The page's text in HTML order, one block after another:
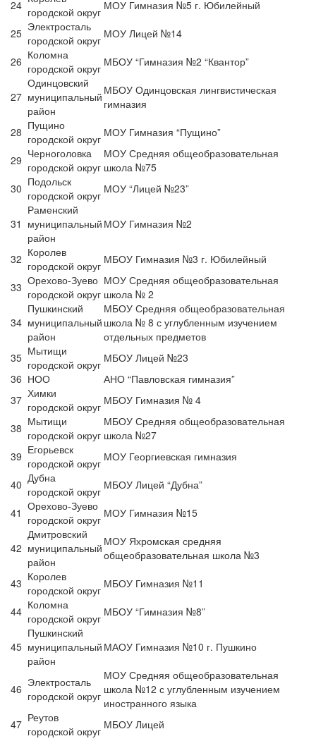
24 городской округ МОУ Гимназия №5 г. Юбилейный
25 Электросталь
городской округ МОУ Лицей №14
26 Коломна
городской округ МБОУ “Гимназия №2 “Квантор”
27
Одинцовский
муниципальный
район
МБОУ Одинцовская лингвистическая
гимназия
28 Пущино
городской округ МОУ Гимназия “Пущино”
29 Черноголовка
городской округ
МОУ Средняя общеобразовательная
школа №75
30 Подольск
городской округ МОУ “Лицей №23”
31
Раменский
муниципальный
район
МОУ Гимназия №2
32 Королев
городской округ МБОУ Гимназия №3 г. Юбилейный
33 Орехово-Зуево
городской округ
МОУ Средняя общеобразовательная
школа № 2
34
Пушкинский
муниципальный
район
МБОУ Средняя общеобразовательная
школа № 8 с углубленным изучением
отдельных предметов
35 Мытищи
городской округ МБОУ Лицей №23
36 НОО
АНО “Павловская гимназия”
37 Химки
городской округ МБОУ Гимназия № 4
38 Мытищи
городской округ
МБОУ Средняя общеобразовательная
школа №27
39 Егорьевск
городской округ МОУ Георгиевская гимназия
40 Дубна
городской округ МБОУ Лицей “Дубна”
41 Орехово-Зуево
городской округ МОУ Гимназия №15
42
Дмитровский
муниципальный
район
МОУ Яхромская средняя
общеобразовательная школа №3
43 Королев
городской округ МБОУ Гимназия №11
44 Коломна
городской округ МБОУ “Гимназия №8”
45
Пушкинский
муниципальный
район
МАОУ Гимназия №10 г. Пушкино
46 Электросталь
городской округ
МОУ Средняя общеобразовательная
школа №12 с углубленным изучением
иностранного языка
47 Реутов
городской округ МБОУ Лицей